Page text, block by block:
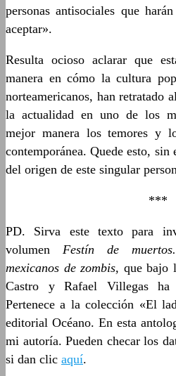
personas antisociales que
aceptar».
Resulta ocioso aclarar que
manera en cómo la cultura
norteamericanos, han retratado
la actualidad en uno de los
mejor manera los temores y
contemporánea. Quede esto,
del origen de este singular
***
PD. Sirva este texto para
volumen Festín de
mexicanos de zombis, que bajo
Castro y Rafael Villegas
Pertenece a la colección «El
editorial Océano. En esta
mi autoría. Pueden checar los
si dan clic aquí.